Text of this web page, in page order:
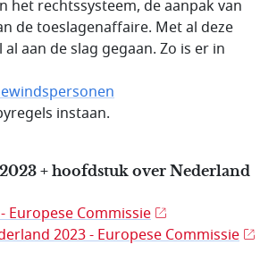
het rechtssysteem, de aanpak van
de toeslagenaffaire. Met al deze
aan de slag gegaan. Zo is er in
instaan.
+ hoofdstuk over Nederland
Europese Commissie
2023 - Europese Commissie